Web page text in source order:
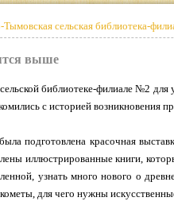
сельская библиотека-
выше
библиотеке-филиале №2
с историей возникновения
подготовлена красочная
иллюстрированные книги,
узнать много нового о
для чего нужны